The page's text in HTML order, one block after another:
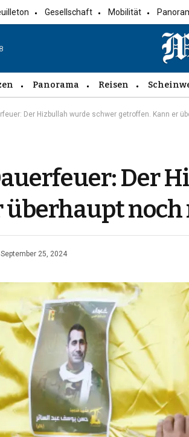
Gesellschaft Mobilität
Panorama Reisen
Der Hizbullah wurde schwer getroffen. Kann er
Der
überhaupt noch
September 25, 2024